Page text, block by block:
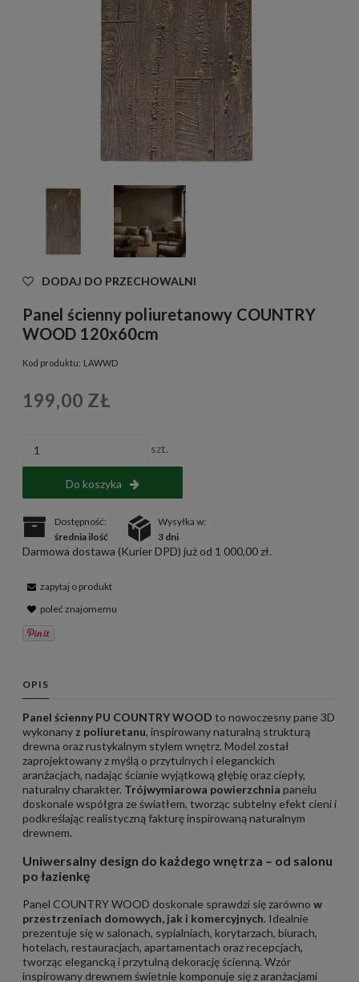
DODAJ DO PRZECHOWALNI
Panel ścienny poliuretanowy COUNTRY
WOOD 120x60cm
Kod produktu: LAWWD
199,00 ZŁ
szt.
Do koszyka
Dostępność:
średnia ilość
Wysyłka w:
3 dni
Darmowa dostawa (Kurier DPD) już od 1 000,00 zł.
zapytaj o produkt
poleć znajomemu
OPIS
Panel ścienny PU COUNTRY WOOD to nowoczesny pane 3D
wykonany z poliuretanu, inspirowany naturalną strukturą
drewna oraz rustykalnym stylem wnętrz. Model został
zaprojektowany z myślą o przytulnych i eleganckich
aranżacjach, nadając ścianie wyjątkową głębię oraz ciepły,
naturalny charakter. Trójwymiarowa powierzchnia panelu
doskonale współgra ze światłem, tworząc subtelny efekt cieni i
podkreślając realistyczną fakturę inspirowaną naturalnym
drewnem.
Uniwersalny design do każdego wnętrza – od salonu
po łazienkę
Panel COUNTRY WOOD doskonale sprawdzi się zarówno w
przestrzeniach domowych, jak i komercyjnych. Idealnie
prezentuje się w salonach, sypialniach, korytarzach, biurach,
hotelach, restauracjach, apartamentach oraz recepcjach,
tworząc elegancką i przytulną dekorację ścienną. Wzór
inspirowany drewnem świetnie komponuje się z aranżacjami